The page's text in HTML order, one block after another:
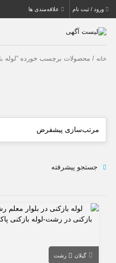
ورود / ثبت نام علاقه‌مندی ها
خانه / محصولات برچسب خورده “لوله
جستجو پیشرفته
گیلان رشت